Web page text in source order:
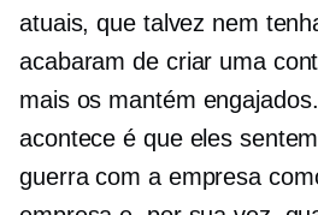
atuais, que talvez nem
acabaram de criar uma
mais os mantém
acontece é que eles
guerra com a empresa